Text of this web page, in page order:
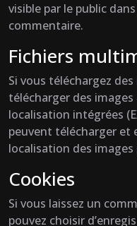
visible par le public
commentaire.
Fichiers
Si vous téléchargez
télécharger des
localisation intégrées
peuvent télécharger et
localisation des
Cookies
Si vous laissez un
pouvez choisir